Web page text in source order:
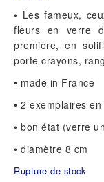
• Les fameux,
fleurs en verre
première, en
porte crayons,
• made in France
• 2 exemplaires en
• bon état (verre
• diamètre 8 cm
Rupture de stock